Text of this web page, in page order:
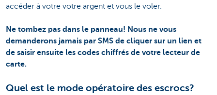
accéder à votre votre argent et vous le voler.
Ne tombez pas dans le panneau! Nous ne vous
demanderons jamais par SMS de cliquer sur un lien et
de saisir ensuite les codes chiffrés de votre lecteur de
carte.
Quel est le mode opératoire des escrocs?